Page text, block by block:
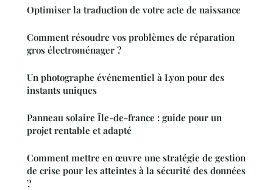
Optimiser la traduction de votre acte de naissance
Comment résoudre vos problèmes de réparation
gros électroménager ?
Un photographe événementiel à Lyon pour des
instants uniques
Panneau solaire Île-de-france : guide pour un
projet rentable et adapté
Comment mettre en œuvre une stratégie de gestion
de crise pour les atteintes à la sécurité des données
?